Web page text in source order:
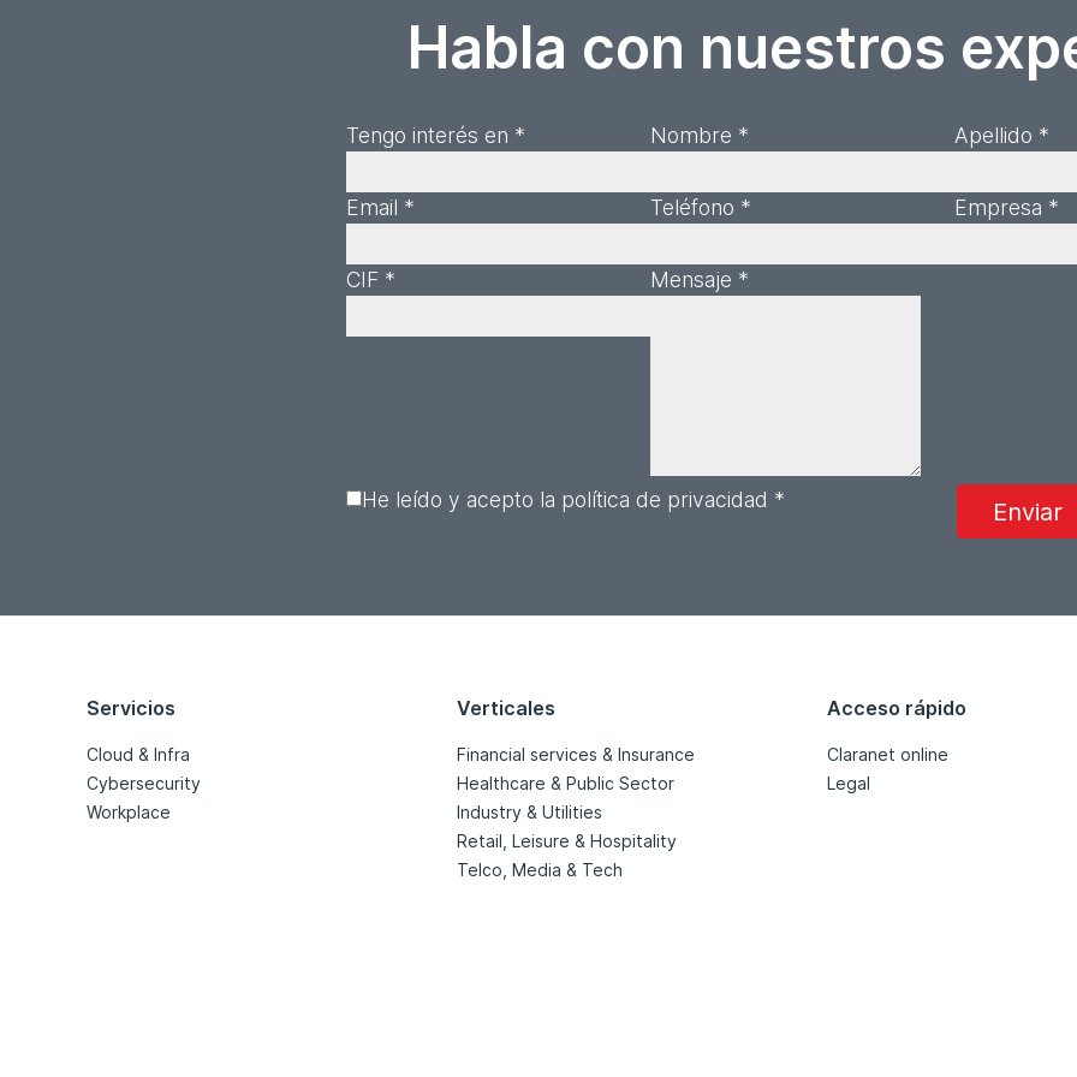
Habla con nuestros
Tengo interés en * Nombre * Apellido *
Email * Teléfono * Empresa *
CIF * Mensaje *
He leído y acepto la política de privacidad *
Servicios
Cloud & Infra
Cybersecurity
Workplace
Verticales
Financial services & Insurance
Healthcare & Public Sector
Industry & Utilities
Retail, Leisure & Hospitality
Telco, Media & Tech
Acceso rápido
Claranet online
Legal